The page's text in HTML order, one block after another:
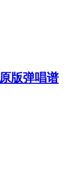
版弹唱谱